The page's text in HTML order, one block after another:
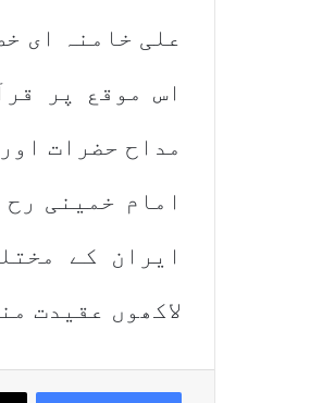
علی خامنہ ای
اس موقع پر
مداح حضرات
امام خمینی
ایران کے
لاکھوں عقیدت